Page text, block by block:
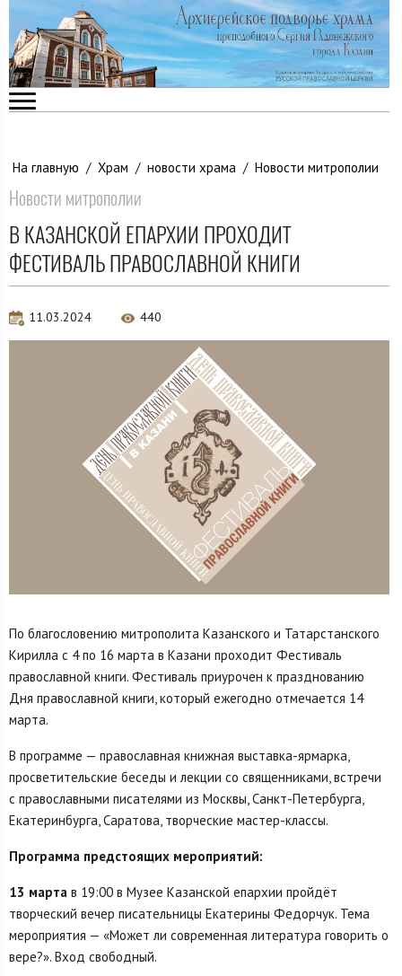
На главную / Храм / новости храма / Новости митрополии
Новости митрополии
В КАЗАНСКОЙ ЕПАРХИИ ПРОХОДИТ
ФЕСТИВАЛЬ ПРАВОСЛАВНОЙ КНИГИ
11.03.2024 440
По благословению митрополита Казанского и Татарстанского
Кирилла с 4 по 16 марта в Казани проходит Фестиваль
православной книги. Фестиваль приурочен к празднованию
Дня православной книги, который ежегодно отмечается 14
марта.
В программе — православная книжная выставка-ярмарка,
просветительские беседы и лекции со священниками, встречи
с православными писателями из Москвы, Санкт-Петербурга,
Екатеринбурга, Саратова, творческие мастер-классы.
Программа предстоящих мероприятий:
13 марта в 19:00 в Музее Казанской епархии пройдёт
творческий вечер писательницы Екатерины Федорчук. Тема
мероприятия — «Может ли современная литература говорить о
вере?». Вход свободный.